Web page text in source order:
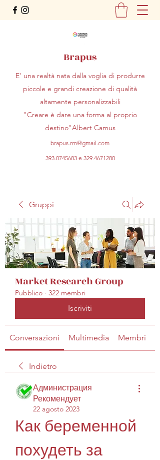
Brapus
E' una realtà nata dalla voglia di produrre
piccole e grandi creazione di qualità
altamente personalizzabili
"Creare è dare una forma al proprio
destino"Albert Camus
brapus.rm@gmail.com
393.0745683e 329.4671280
Gruppi
Market Research Group
Pubblico · 322 membri
Iscriviti
Conversazioni Multimedia Membri
Indietro
Администрация
Рекомендует
22 agosto 2023
Как беременной
похудеть за